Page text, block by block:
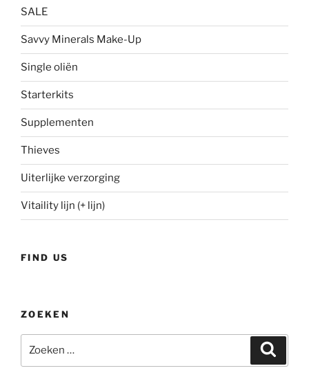
SALE
Savvy Minerals Make-Up
Single oliën
Starterkits
Supplementen
Thieves
Uiterlijke verzorging
Vitaility lijn (+ lijn)
FIND US
ZOEKEN
naar: